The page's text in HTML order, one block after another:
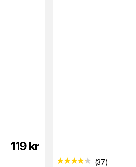
119kr
(37)